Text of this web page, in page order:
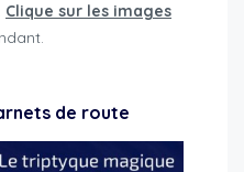
Clique sur les images
de route